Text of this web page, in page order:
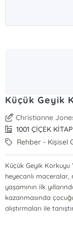
Küçük Geyik
Christianne
1001 ÇİÇEK
Rehber - Kişisel
Küçük Geyik Korkuyu
heyecanlı
yaşamının ilk
kazanmasında
alıştırmaları ile